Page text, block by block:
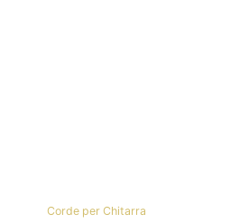
Corde per Chitarra